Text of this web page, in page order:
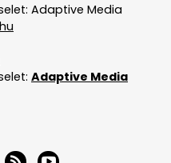
Adaptive Media
Adaptive Media